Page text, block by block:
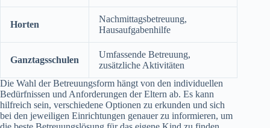
Horten
Nachmittagsbetreuung,
Hausaufgabenhilfe
Ganztagsschulen
Umfassende Betreuung,
zusätzliche Aktivitäten
Die Wahl der Betreuungsform hängt von den individuellen
Bedürfnissen und Anforderungen der Eltern ab. Es kann
hilfreich sein, verschiedene Optionen zu erkunden und sich
bei den jeweiligen Einrichtungen genauer zu informieren, um